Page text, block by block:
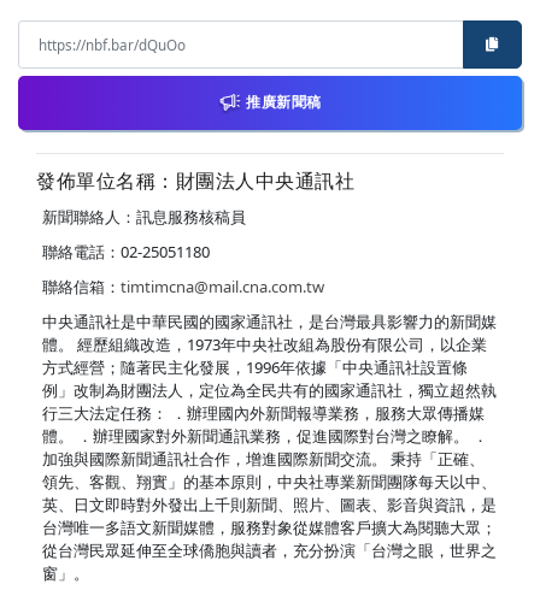
推廣新聞稿
發佈單位名稱：財團法人中央通訊社
新聞聯絡人：訊息服務核稿員
聯絡電話：02-25051180
聯絡信箱： timtimcna@mail.cna.com.tw
中央通訊社是中華民國的國家通訊社，是台灣最具影響力的新聞媒
體。 經歷組織改造，1973年中央社改組為股份有限公司，以企業
方式經營；隨著民主化發展，1996年依據「中央通訊社設置條
例」改制為財團法人，定位為全民共有的國家通訊社，獨立超然執
行三大法定任務： ．辦理國內外新聞報導業務，服務大眾傳播媒
體。 ．辦理國家對外新聞通訊業務，促進國際對台灣之瞭解。 ．
加強與國際新聞通訊社合作，增進國際新聞交流。 秉持「正確、
領先、客觀、翔實」的基本原則，中央社專業新聞團隊每天以中、
英、日文即時對外發出上千則新聞、照片、圖表、影音與資訊，是
台灣唯一多語文新聞媒體，服務對象從媒體客戶擴大為閱聽大眾；
從台灣民眾延伸至全球僑胞與讀者，充分扮演「台灣之眼，世界之
窗」。